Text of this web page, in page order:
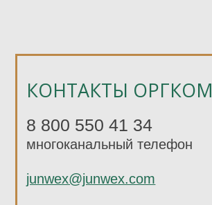
КОНТАКТЫ
8 800 550 41 34
многоканальный телефон
junwex@junwex.com